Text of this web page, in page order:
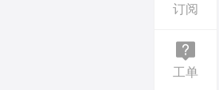
订阅
工单